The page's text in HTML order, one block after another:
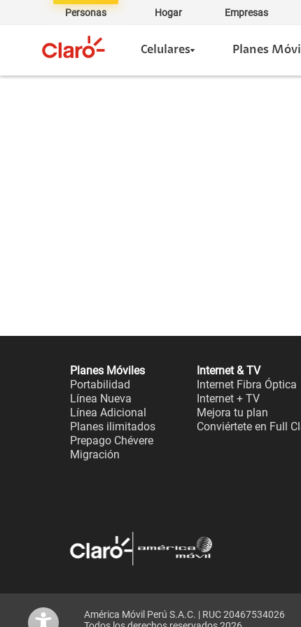
Personas Hogar Empresas
Celulares Planes
Planes Móviles
Portabilidad
Línea Nueva
Línea Adicional
Planes ilimitados
Prepago Chévere
Migración
Internet & TV
Internet Fibra Óptica
Internet + TV
Mejora tu plan
Conviértete en Full
América Móvil Perú S.A.C. | RUC 20467534026